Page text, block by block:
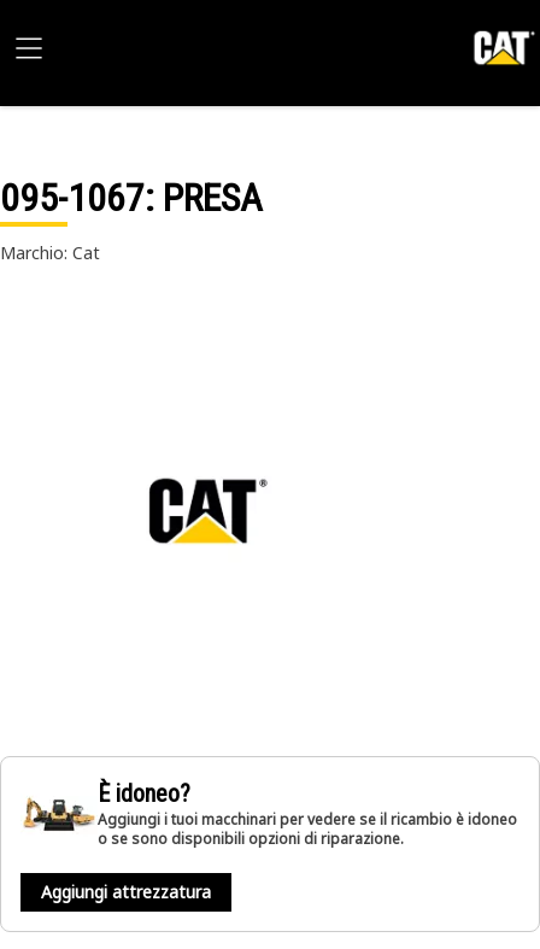
095-1067: PRESA
Marchio: Cat
È idoneo?
Aggiungi i tuoi macchinari per vedere se il ricambio è idoneo
o se sono disponibili opzioni di riparazione.
Aggiungi attrezzatura